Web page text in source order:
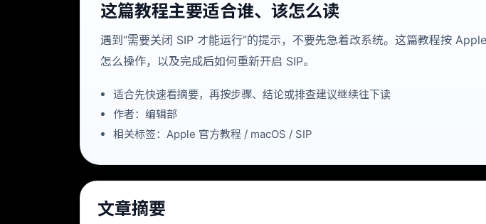
这篇教程主要适合谁、该怎么读
遇到“需要关闭 SIP 才能运行”的提示，不要先急着改系统。这篇教程按
怎么操作，以及完成后如何重新开启 SIP。
适合先快速看摘要，再按步骤、结论或排查建议继续往下读
作者：编辑部
相关标签：Apple 官方教程 / macOS / SIP
文章摘要